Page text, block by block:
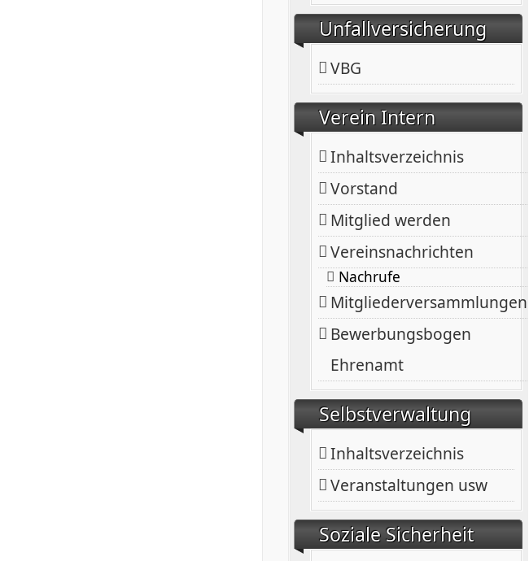
Unfallversicherung
VBG
Verein Intern
Inhaltsverzeichnis
Vorstand
Mitglied werden
Vereinsnachrichten
Nachrufe
Mitgliederversammlungen
Bewerbungsbogen
Ehrenamt
Selbstverwaltung
Inhaltsverzeichnis
Veranstaltungen usw
Soziale Sicherheit